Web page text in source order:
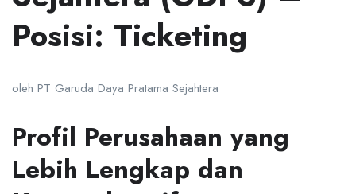
Posisi: Ticketing
oleh PT Garuda Daya Pratama Sejahtera
Profil Perusahaan yang
Lebih Lengkap dan